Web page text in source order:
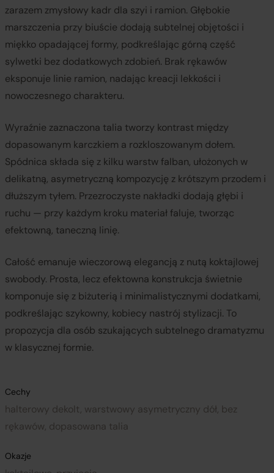
zarazem zmysłowy kadr dla szyi i ramion. Głębokie
marszczenia przy biuście dodają subtelnej objętości i
miękko opadającej formy, podkreślając górną część
sylwetki bez dodatkowych zdobień. Brak rękawów
eksponuje linie ramion, nadając kreacji lekkości i
nowoczesnego charakteru.
Wyraźnie zaznaczona talia tworzy kontrast między
dopasowanym karczkiem a rozkloszowanym dołem.
Spódnica składa się z kilku warstw falban, ułożonych w
delikatną, asymetryczną kompozycję z krótszym przodem i
dłuższym tyłem. Przezroczyste nakładki dodają głębi i
ruchu — przy każdym kroku materiał faluje, tworząc
efektowną, taneczną linię.
Całość emanuje wieczorową elegancją z nutą koktajlowej
swobody. Prosta, lecz efektowna konstrukcja świetnie
komponuje się z biżuterią i minimalistycznymi dodatkami,
podkreślając szykowny, kobiecy nastrój stylizacji. To
propozycja dla osób szukających subtelnego dramatyzmu
w klasycznej formie.
Cechy
halterowy dekolt, warstwowy asymetryczny dół, bez
rękawów, dopasowana talia
Okazje